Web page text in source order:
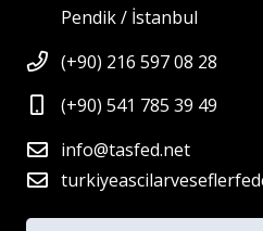
Pendik / İstanbul
(+90) 216 597 08 28
(+90) 541 785 39 49
info@tasfed.net